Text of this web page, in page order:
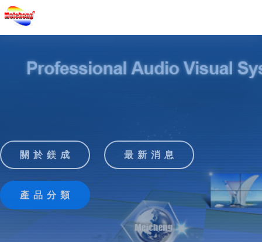
關 於 鎂 成 最 新 消 息
產 品 分 類